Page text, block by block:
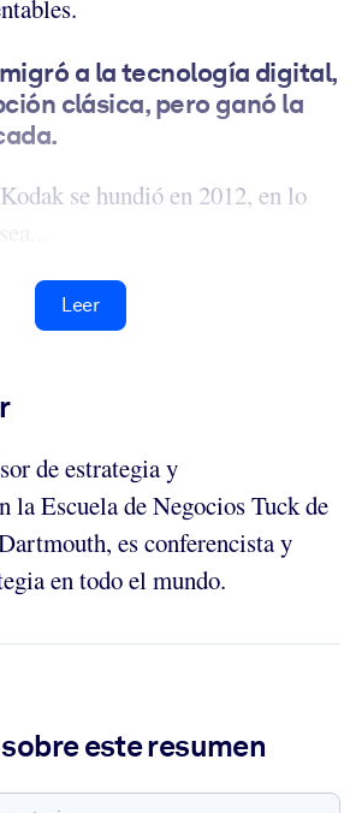
a la tecnología digital,
clásica, pero ganó la
.
se hundió en 2012, en lo
Leer
de estrategia y
la Escuela de Negocios Tuck de
es conferencista y
en todo el mundo.
este resumen